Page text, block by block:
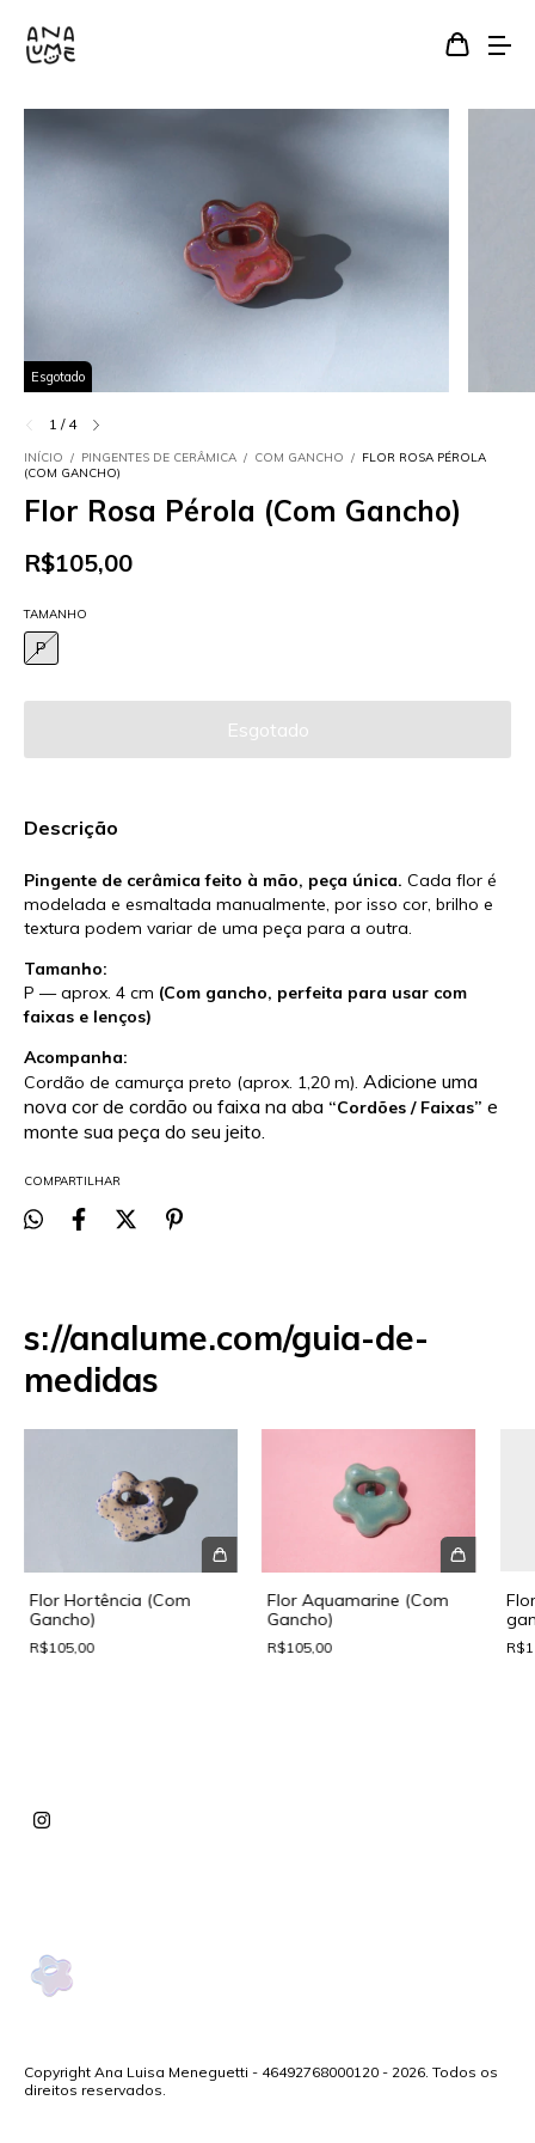
Esgotado
1 / 4
INÍCIO / PINGENTES DE CERÂMICA / COM GANCHO / FLOR ROSA PÉROLA
(COM GANCHO)
Flor Rosa Pérola (Com Gancho)
R$105,00
TAMANHO
P
Descrição
Pingente de cerâmica feito à mão, peça única. Cada flor é
modelada e esmaltada manualmente, por isso cor, brilho e
textura podem variar de uma peça para a outra.
Tamanho:
P — aprox. 4 cm (Com gancho, perfeita para usar com
faixas e lenços)
Acompanha:
Cordão de camurça preto (aprox. 1,20 m). Adicione uma
nova cor de cordão ou faixa na aba “Cordões / Faixas” e
monte sua peça do seu jeito.
COMPARTILHAR
s://analume.com/guia-de-
medidas
Flor Hortência (Com
Gancho)
R$105,00
Flor Aquamarine (Com
Gancho)
R$105,00
Copyright Ana Luisa Meneguetti - 46492768000120 - 2026. Todos os
direitos reservados.